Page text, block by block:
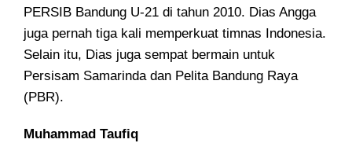
PERSIB Bandung U-21 di tahun 2010. Dias Angga
juga pernah tiga kali memperkuat timnas Indonesia.
Selain itu, Dias juga sempat bermain untuk
Persisam Samarinda dan Pelita Bandung Raya
(PBR).
Muhammad Taufiq